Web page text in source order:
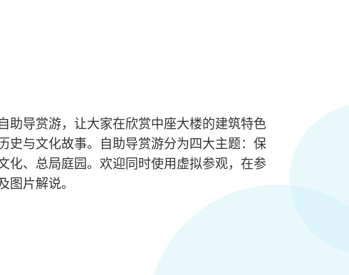
助导赏游，让大家在欣赏中座大楼的建筑特色
史与文化故事。自助导赏游分为四大主题：保
化、总局庭园。欢迎同时使用虚拟参观，在参
图片解说。